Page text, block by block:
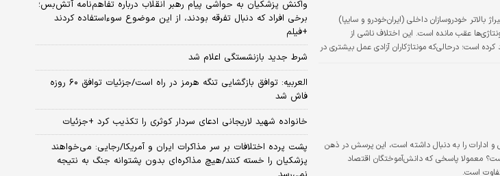
بالاتر خودروسازان داخلی (ایران‌خودرو و سایپا)
عقب مانده است. این اختلاف ناشی از
است؛ درحالی‌که مونتاژکاران آزادی عمل بیشتری در
و ادارات را به دنبال داشته است، این پرسش در ذهن
معمولا پاسخی که دانش‌آموختگان اقتصاد
است.
واکنش پزشکیان به حواشی پیام رهبر انقلاب درباره تفاهم‌نامه آتش‌بس؛
برخی افراد که دنبال تفرقه بودند، از این موضوع سوءاستفاده کردند
+فیلم
شرط جدید بازنشستگی اعلام شد
العربیه: توافق بازگشایی تنگه هرمز در راه است/جزئیات توافق ۶۰ روزه
فاش شد
خانواده شهید لاریجانی ادعای سردار کوثری را تکذیب کرد +جزئیات
پشت پرده اختلافات بر سر مذاکرات ایران و آمریکا/رجایی: می‌خواهند
پزشکیان را خسته کنند/هیچ مذاکره‌ای بدون پشتوانه جنگ به نتیجه